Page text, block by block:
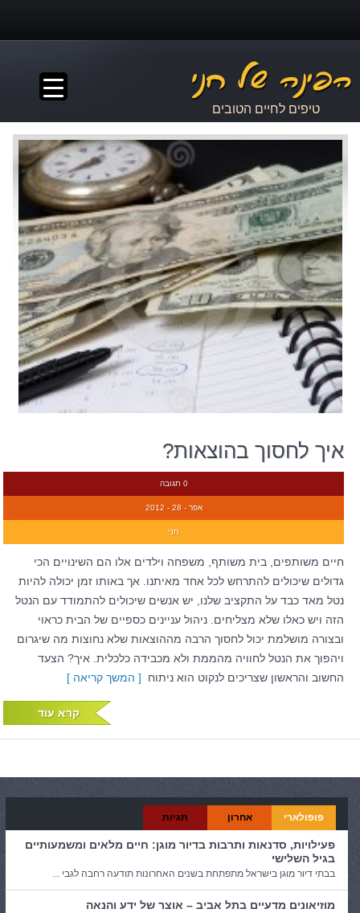
טיפים לחיים הטובים
איך לחסוך בהוצאות?
0 תגובה
אפר - 28 - 2012
חני
חיים משותפים, בית משותף, משפחה וילדים אלו הם השינויים הכי
גדולים שיכולים להתרחש לכל אחד מאיתנו. אך באותו זמן יכולה להיות
נטל מאד כבד על התקציב שלנו, יש אנשים שיכולים להתמודד עם הנטל
הזה ויש כאלו שלא מצליחים. ניהול עניינים כספיים של הבית כראוי
ובצורה מושלמת יכול לחסוך הרבה מההוצאות שלא נחוצות מה שיגרום
ויהפוך את הנטל לחוויה מהממת ולא מכבידה כלכלית. איך? הצעד
החשוב והראשון שצריכים לנקוט הוא ניתוח [ המשך קריאה ]
קרא עוד
פופולארי אחרון תגיות
פעילויות, סדנאות ותרבות בדיור מוגן: חיים מלאים ומשמעותיים
בגיל השלישי
בבתי דיור מוגן בישראל מתפתחת בשנים האחרונות תודעה רחבה לגבי ...
מוזיאונים מדעיים בתל אביב – אוצר של ידע והנאה